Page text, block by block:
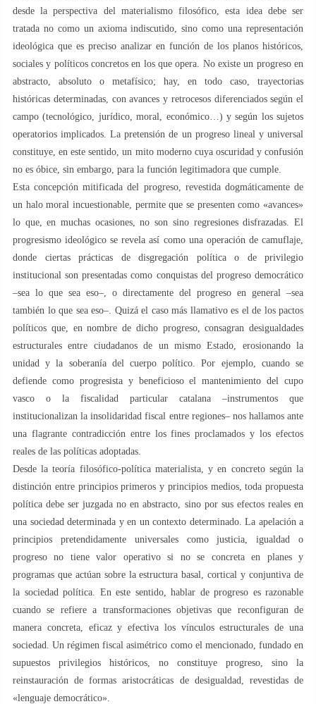
desde la perspectiva del materialismo filosófico, esta idea debe ser
tratada no como un axioma indiscutido, sino como una representación
ideológica que es preciso analizar en función de los planos históricos,
sociales y políticos concretos en los que opera. No existe un progreso en
abstracto, absoluto o metafísico; hay, en todo caso, trayectorias
históricas determinadas, con avances y retrocesos diferenciados según el
campo (tecnológico, jurídico, moral, económico…) y según los sujetos
operatorios implicados. La pretensión de un progreso lineal y universal
constituye, en este sentido, un mito moderno cuya oscuridad y confusión
no es óbice, sin embargo, para la función legitimadora que cumple.
Esta concepción mitificada del progreso, revestida dogmáticamente de
un halo moral incuestionable, permite que se presenten como «avances»
lo que, en muchas ocasiones, no son sino regresiones disfrazadas. El
progresismo ideológico se revela así como una operación de camuflaje,
donde ciertas prácticas de disgregación política o de privilegio
institucional son presentadas como conquistas del progreso democrático
–sea lo que sea eso–, o directamente del progreso en general –sea
también lo que sea eso–. Quizá el caso más llamativo es el de los pactos
políticos que, en nombre de dicho progreso, consagran desigualdades
estructurales entre ciudadanos de un mismo Estado, erosionando la
unidad y la soberanía del cuerpo político. Por ejemplo, cuando se
defiende como progresista y beneficioso el mantenimiento del cupo
vasco o la fiscalidad particular catalana –instrumentos que
institucionalizan la insolidaridad fiscal entre regiones– nos hallamos ante
una flagrante contradicción entre los fines proclamados y los efectos
reales de las políticas adoptadas.
Desde la teoría filosófico-política materialista, y en concreto según la
distinción entre principios primeros y principios medios, toda propuesta
política debe ser juzgada no en abstracto, sino por sus efectos reales en
una sociedad determinada y en un contexto determinado. La apelación a
principios pretendidamente universales como justicia, igualdad o
progreso no tiene valor operativo si no se concreta en planes y
programas que actúan sobre la estructura basal, cortical y conjuntiva de
la sociedad política. En este sentido, hablar de progreso es razonable
cuando se refiere a transformaciones objetivas que reconfiguran de
manera concreta, eficaz y efectiva los vínculos estructurales de una
sociedad. Un régimen fiscal asimétrico como el mencionado, fundado en
supuestos privilegios históricos, no constituye progreso, sino la
reinstauración de formas aristocráticas de desigualdad, revestidas de
«lenguaje democrático».